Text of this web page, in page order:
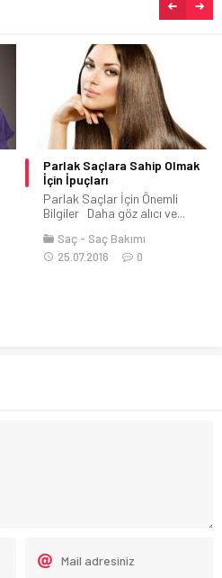
Parlak Saçlara Sahip Olmak
İçin İpuçları
Parlak Saçlar İçin Önemli
Bilgiler Daha göz alıcı ve...
Saç
Saç Bakımı
25.07.2016
0